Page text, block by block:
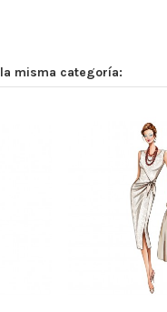
misma categoría: